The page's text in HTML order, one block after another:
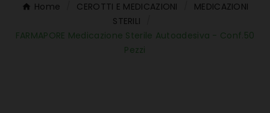
Home CEROTTI E MEDICAZIONI
MEDICAZIONI
STERILI
FARMAPORE Medicazione Sterile Autoadesiva - Conf.50
Pezzi